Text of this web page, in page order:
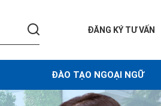
ĐĂNG KÝ TƯ VẤN
ĐÀO TẠO NGOẠI NGỮ